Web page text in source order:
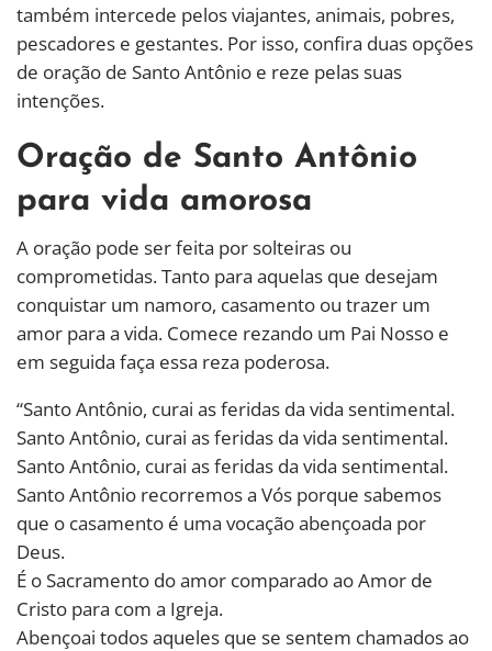
também intercede pelos viajantes, animais, pobres,
pescadores e gestantes. Por isso, confira duas opções
de oração de Santo Antônio e reze pelas suas
intenções.
Oração de Santo Antônio
para vida amorosa
A oração pode ser feita por solteiras ou
comprometidas. Tanto para aquelas que desejam
conquistar um namoro, casamento ou trazer um
amor para a vida. Comece rezando um Pai Nosso e
em seguida faça essa reza poderosa.
“Santo Antônio, curai as feridas da vida sentimental.
Santo Antônio, curai as feridas da vida sentimental.
Santo Antônio, curai as feridas da vida sentimental.
Santo Antônio recorremos a Vós porque sabemos
que o casamento é uma vocação abençoada por
Deus.
É o Sacramento do amor comparado ao Amor de
Cristo para com a Igreja.
Abençoai todos aqueles que se sentem chamados ao